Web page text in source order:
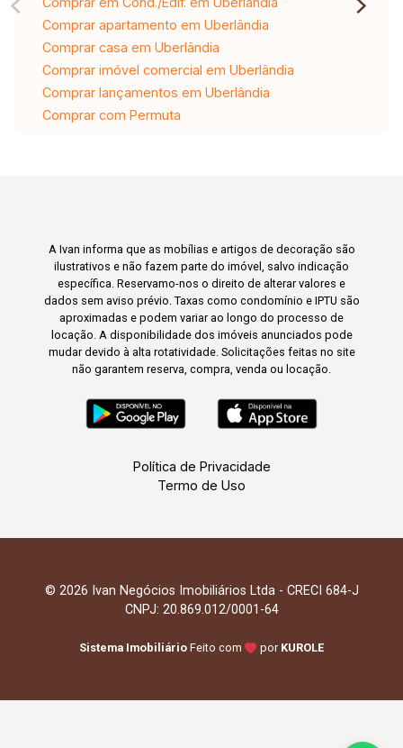
Comprar apartamento em Uberlândia
Comprar casa em Uberlândia
Comprar imóvel comercial em Uberlândia
Comprar lançamentos em Uberlândia
Comprar com Permuta
A Ivan informa que as mobílias e artigos de decoração são
ilustrativos e não fazem parte do imóvel, salvo indicação
específica. Reservamo-nos o direito de alterar valores e
dados sem aviso prévio. Taxas como condomínio e IPTU são
aproximadas e podem variar ao longo do processo de
locação. A disponibilidade dos imóveis anunciados pode
mudar devido à alta rotatividade. Solicitações feitas no site
não garantem reserva, compra, venda ou locação.
Política de Privacidade
Termo de Uso
© 2026 Ivan Negócios Imobiliários Ltda - CRECI 684-J
CNPJ: 20.869.012/0001-64
Sistema Imobiliário Feito com por KUROLE